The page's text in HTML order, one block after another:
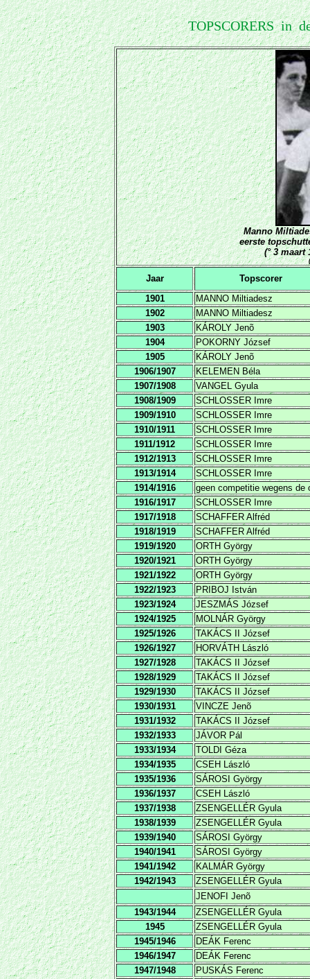
TOPSCORERS in
Manno
eerste
(° 3 maart
Jaar
Topscorer
1901
MANNO Miltiadesz
1902
MANNO Miltiadesz
1903
KÁROLY Jenõ
1904
POKORNY József
1905
KÁROLY Jenõ
1906/1907
KELEMEN Béla
1907/1908
VANGEL Gyula
1908/1909
SCHLOSSER Imre
1909/1910
SCHLOSSER Imre
1910/1911
SCHLOSSER Imre
1911/1912
SCHLOSSER Imre
1912/1913
SCHLOSSER Imre
1913/1914
SCHLOSSER Imre
1914/1916
geen competitie wegens de
1916/1917
SCHLOSSER Imre
1917/1918
SCHAFFER Alfréd
1918/1919
SCHAFFER Alfréd
1919/1920
ORTH György
1920/1921
ORTH György
1921/1922
ORTH György
1922/1923
PRIBOJ István
1923/1924
JESZMÁS József
1924/1925
MOLNÁR György
1925/1926
TAKÁCS II József
1926/1927
HORVÁTH László
1927/1928
TAKÁCS II József
1928/1929
TAKÁCS II József
1929/1930
TAKÁCS II József
1930/1931
VINCZE Jenõ
1931/1932
TAKÁCS II József
1932/1933
JÁVOR Pál
1933/1934
TOLDI Géza
1934/1935
CSEH László
1935/1936
SÁROSI György
1936/1937
CSEH László
1937/1938
ZSENGELLÉR Gyula
1938/1939
ZSENGELLÉR Gyula
1939/1940
SÁROSI György
1940/1941
SÁROSI György
1941/1942
KALMÁR György
1942/1943
ZSENGELLÉR Gyula
JENOFI Jenõ
1943/1944
ZSENGELLÉR Gyula
1945
ZSENGELLÉR Gyula
1945/1946
DEÁK Ferenc
1946/1947
DEÁK Ferenc
1947/1948
PUSKÁS Ferenc